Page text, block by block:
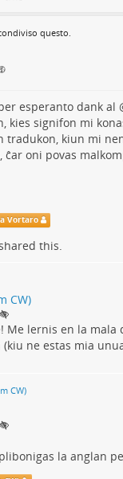
questo.
esperanto dank al
kies signifon mi
tradukon, kiun mi
ĉar oni povas
Vortaro
this.
CW)
Me lernis en la mala
ne estas mia
CW)
la anglan